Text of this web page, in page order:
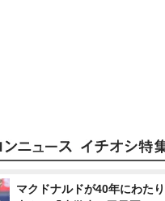
マクドナルドが40年にわたり